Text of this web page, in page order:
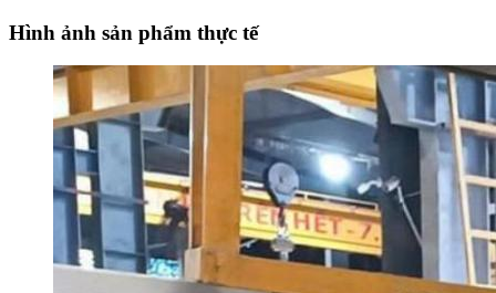
Hình ảnh sản phẩm thực tế